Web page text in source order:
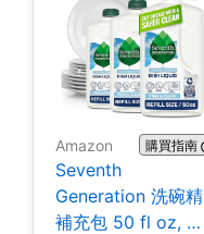
Amazon 購買指南
Seventh
Generation 洗碗精
補充包 50 fl oz, 3